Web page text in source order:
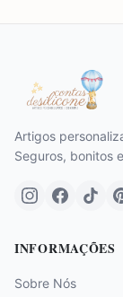
Artigos
Seguros, bonitos
INFORMAÇÕES
Sobre Nós